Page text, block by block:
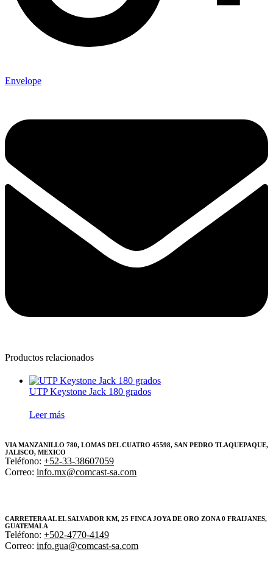
Envelope
Productos relacionados
UTP Keystone Jack 180 grados
Leer más
VIA MANZANILLO 780, LOMAS DEL CUATRO 45598, SAN PEDRO TLAQUEPAQUE,
JALISCO, MEXICO
Teléfono: +52-33-38607059
Correo: info.mx@comcast-sa.com
CARRETERA AL EL SALVADOR KM, 25 FINCA JOYA DE ORO ZONA 0 FRAIJANES,
GUATEMALA
Teléfono: +502-4770-4149
Correo: info.gua@comcast-sa.com